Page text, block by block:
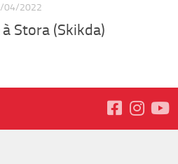
04/2022
Stora (Skikda)